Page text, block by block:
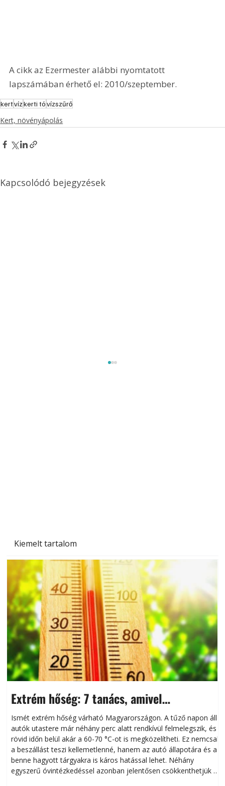
Kiemelt tartalom
Extrém hőség: 7 tanács, amivel
megóvhatjuk autónkat a nyári károktól
Ismét extrém hőség várható Magyarországon. A tűző napon álló
autók utastere már néhány perc alatt rendkívül felmelegszik, és
rövid időn belül akár a 60-70 °C-ot is megközelítheti. Ez nemcsak
a beszállást teszi kellemetlenné, hanem az autó állapotára és a
benne hagyott tárgyakra is káros hatással lehet. Néhány
egyszerű óvintézkedéssel azonban jelentősen csökkenthetjük a
A cikk az Ezermester alábbi nyomtatott
lapszámában érhető el: 2010/szeptember.
kertvízkerti tóvízszűrő
Kert, növényápolás
Kapcsolódó bejegyzések